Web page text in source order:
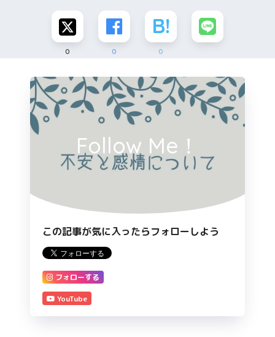
0 0 0
Follow Me！
この記事が気に入ったらフォローしよう
フォローする
YouTube